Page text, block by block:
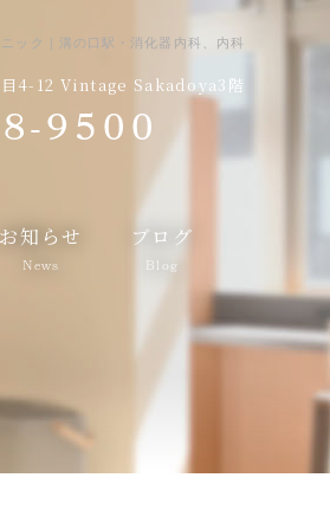
ック｜溝の口駅・消化器内科、内科
目4-12 Vintage Sakadoya3階
9500
お知らせ
News
ブログ
Blog